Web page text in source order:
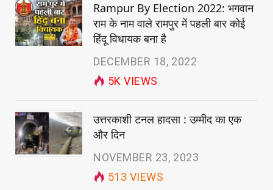
Rampur By Election 2022: भगवान
राम के नाम वाले रामपुर में पहली बार कोई
हिंदू विधायक बना है
DECEMBER 18, 2022
5KVIEWS
उत्तरकाशी टनल हादसा : उम्मीद का एक
और दिन
NOVEMBER 23, 2023
513 VIEWS